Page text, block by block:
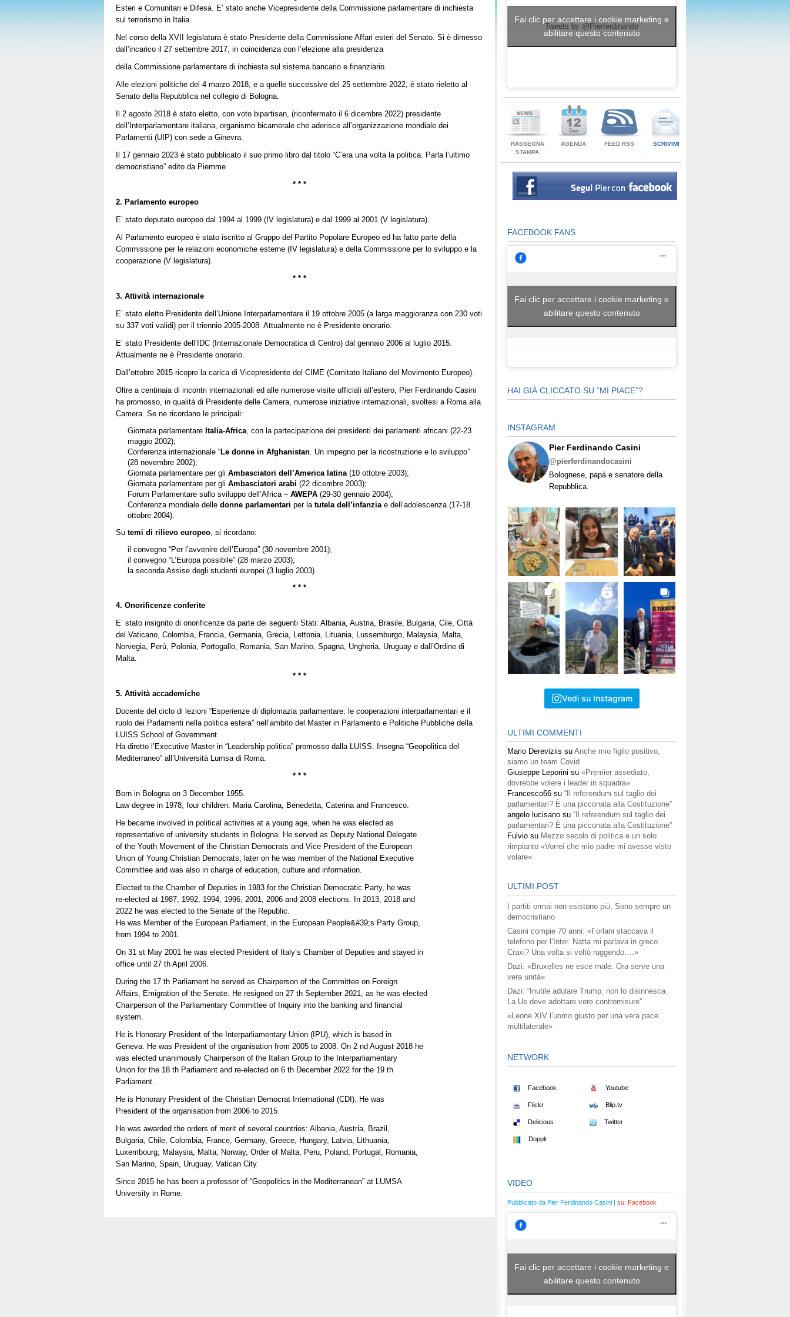
Esteri e Comunitari e Difesa. E’ stato anche Vicepresidente della Commissione parlamentare di inchiesta
sul terrorismo in Italia.
Nel corso della XVII legislatura è stato Presidente della Commissione Affari esteri del Senato. Si è dimesso
dall’incarico il 27 settembre 2017, in coincidenza con l’elezione alla presidenza
della Commissione parlamentare di inchiesta sul sistema bancario e finanziario.
Alle elezioni politiche del 4 marzo 2018, e a quelle successive del 25 settembre 2022, è stato rieletto al
Senato della Repubblica nel collegio di Bologna.
Il 2 agosto 2018 è stato eletto, con voto bipartisan, (riconfermato il 6 dicembre 2022) presidente
dell’Interparlamentare italiana, organismo bicamerale che aderisce all’organizzazione mondiale dei
Parlamenti (UIP) con sede a Ginevra.
Il 17 gennaio 2023 è stato pubblicato il suo primo libro dal titolo “C’era una volta la politica. Parla l’ultimo
democristiano” edito da Piemme
* * *
2. Parlamento europeo
E’ stato deputato europeo dal 1994 al 1999 (IV legislatura) e dal 1999 al 2001 (V legislatura).
Al Parlamento europeo è stato iscritto al Gruppo del Partito Popolare Europeo ed ha fatto parte della
Commissione per le relazioni economiche esterne (IV legislatura) e della Commissione per lo sviluppo e la
cooperazione (V legislatura).
* * *
3. Attività internazionale
E’ stato eletto Presidente dell’Unione Interparlamentare il 19 ottobre 2005 (a larga maggioranza con 230 voti
su 337 voti validi) per il triennio 2005-2008. Attualmente ne è Presidente onorario.
E’ stato Presidente dell’IDC (Internazionale Democratica di Centro) dal gennaio 2006 al luglio 2015.
Attualmente ne è Presidente onorario.
Dall’ottobre 2015 ricopre la carica di Vicepresidente del CIME (Comitato Italiano del Movimento Europeo).
Oltre a centinaia di incontri internazionali ed alle numerose visite ufficiali all’estero, Pier Ferdinando Casini
ha promosso, in qualità di Presidente delle Camera, numerose iniziative internazionali, svoltesi a Roma alla
Camera. Se ne ricordano le principali:
Giornata parlamentare Italia-Africa, con la partecipazione dei presidenti dei parlamenti africani (22-23
maggio 2002);
Conferenza internazionale “Le donne in Afghanistan. Un impegno per la ricostruzione e lo sviluppo”
(28 novembre 2002);
Giornata parlamentare per gli Ambasciatori dell’America latina(10 ottobre 2003);
Giornata parlamentare per gli Ambasciatori arabi (22 dicembre 2003);
Forum Parlamentare sullo sviluppo dell’Africa – AWEPA (29-30 gennaio 2004);
Conferenza mondiale delle donne parlamentari per la tutela dell’infanziae dell’adolescenza (17-18
ottobre 2004).
Su temi di rilievo europeo, si ricordano:
il convegno “Per l’avvenire dell’Europa” (30 novembre 2001);
il convegno “L’Europa possibile” (28 marzo 2003);
la seconda Assise degli studenti europei (3 luglio 2003).
* * *
4. Onorificenze conferite
E’ stato insignito di onorificenze da parte dei seguenti Stati: Albania, Austria, Brasile, Bulgaria, Cile, Città
del Vaticano, Colombia, Francia, Germania, Grecia, Lettonia, Lituania, Lussemburgo, Malaysia, Malta,
Norvegia, Perù, Polonia, Portogallo, Romania, San Marino, Spagna, Ungheria, Uruguay e dall’Ordine di
Malta.
* * *
5. Attività accademiche
Docente del ciclo di lezioni “Esperienze di diplomazia parlamentare: le cooperazioni interparlamentari e il
ruolo dei Parlamenti nella politica estera” nell’ambito del Master in Parlamento e Politiche Pubbliche della
LUISS School of Government.
Ha diretto l’Executive Master in “Leadership politica” promosso dalla LUISS. Insegna “Geopolitica del
Mediterraneo” all’Università Lumsa di Roma.
* * *
Born in Bologna on 3 December 1955.
Law degree in 1978; four children: Maria Carolina, Benedetta, Caterina and Francesco.
He became involved in political activities at a young age, when he was elected as
representative of university students in Bologna. He served as Deputy National Delegate
of the Youth Movement of the Christian Democrats and Vice President of the European
Union of Young Christian Democrats; later on he was member of the National Executive
Committee and was also in charge of education, culture and information.
Elected to the Chamber of Deputies in 1983 for the Christian Democratic Party, he was
re-elected at 1987, 1992, 1994, 1996, 2001, 2006 and 2008 elections. In 2013, 2018 and
2022 he was elected to the Senate of the Republic.
He was Member of the European Parliament, in the European People&#39;s Party Group,
from 1994 to 2001.
On 31 st May 2001 he was elected President of Italy’s Chamber of Deputies and stayed in
office until 27 th April 2006.
During the 17 th Parliament he served as Chairperson of the Committee on Foreign
Affairs, Emigration of the Senate. He resigned on 27 th September 2021, as he was elected
Chairperson of the Parliamentary Committee of Inquiry into the banking and financial
system.
He is Honorary President of the Interparliamentary Union (IPU), which is based in
Geneva. He was President of the organisation from 2005 to 2008. On 2 nd August 2018 he
was elected unanimously Chairperson of the Italian Group to the Interparliamentary
Union for the 18 th Parliament and re-elected on 6 th December 2022 for the 19 th
Parliament.
He is Honorary President of the Christian Democrat International (CDI). He was
President of the organisation from 2006 to 2015.
He was awarded the orders of merit of several countries: Albania, Austria, Brazil,
Bulgaria, Chile, Colombia, France, Germany, Greece, Hungary, Latvia, Lithuania,
Luxembourg, Malaysia, Malta, Norway, Order of Malta, Peru, Poland, Portugal, Romania,
San Marino, Spain, Uruguay, Vatican City.
Since 2015 he has been a professor of “Geopolitics in the Mediterranean” at LUMSA
University in Rome.
Tweets by @Pierferdinando
Fai clic per accettare i cookie marketing e
abilitare questo contenuto
RASSEGNA
STAMPA
AGENDA FEED RSS SCRIVIMI
FACEBOOK FANS
Fai clic per accettare i cookie marketing e
abilitare questo contenuto
HAI GIÀ CLICCATO SU “MI PIACE”?
INSTAGRAM
Pier Ferdinando Casini
@pierferdinandocasini
Bolognese, papà e senatore della
Repubblica.
Vedi su Instagram
ULTIMI COMMENTI
Mario Dereviziis su Anche mio figlio positivo,
siamo un team Covid
Giuseppe Leporini su «Premier assediato,
dovrebbe volere i leader in squadra»
Francesco66 su “Il referendum sul taglio dei
parlamentari? È una picconata alla Costituzione”
angelo lucisano su “Il referendum sul taglio dei
parlamentari? È una picconata alla Costituzione”
Fulvio su Mezzo secolo di politica e un solo
rimpianto «Vorrei che mio padre mi avesse visto
volare»
ULTIMI POST
I partiti ormai non esistono più. Sono sempre un
democristiano
Casini compie 70 anni: «Forlani staccava il
telefono per l’Inter. Natta mi parlava in greco.
Craxi? Una volta si voltò ruggendo….»
Dazi: «Bruxelles ne esce male. Ora serve una
vera unità»
Dazi: “Inutile adulare Trump, non lo disinnesca.
La Ue deve adottare vere contromisure”
«Leone XIV l’uomo giusto per una vera pace
multilaterale»
NETWORK
Facebook Youtube
Flickr Blip.tv
Delicious Twitter
Dopplr
VIDEO
Pubblicato da Pier Ferdinando Casini | su: Facebook
Fai clic per accettare i cookie marketing e
abilitare questo contenuto